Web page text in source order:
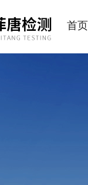
首页